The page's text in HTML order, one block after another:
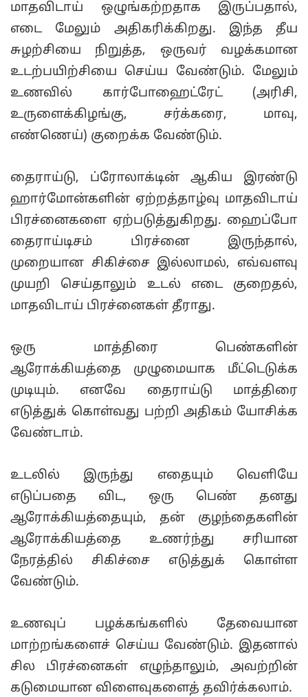
மாதவிடாய் ஒழுங்கற்றதாக இருப்பதால்,
எடை மேலும் அதிகரிக்கிறது. இந்த தீய
சுழற்சியை நிறுத்த, ஒருவர் வழக்கமான
உடற்பயிற்சியை செய்ய வேண்டும். மேலும்
உணவில் கார்போஹைட்ரேட் (அரிசி,
உருளைக்கிழங்கு, சர்க்கரை, மாவு,
எண்ணெய்) குறைக்க வேண்டும்.
தைராய்டு, ப்ரோலாக்டின் ஆகிய இரண்டு
ஹார்மோன்களின் ஏற்றத்தாழ்வு மாதவிடாய்
பிரச்னைகளை ஏற்படுத்துகிறது. ஹைப்போ
தைராய்டிசம் பிரச்னை இருந்தால்,
முறையான சிகிச்சை இல்லாமல், எவ்வளவு
முயறி செய்தாலும் உடல் எடை குறைதல்,
மாதவிடாய் பிரச்னைகள் தீராது.
ஒரு மாத்திரை பெண்களின்
ஆரோக்கியத்தை முழுமையாக மீட்டெடுக்க
முடியும். எனவே தைராய்டு மாத்திரை
எடுத்துக் கொள்வது பற்றி அதிகம் யோசிக்க
வேண்டாம்.
உடலில் இருந்து எதையும் வெளியே
எடுப்பதை விட, ஒரு பெண் தனது
ஆரோக்கியத்தையும், தன் குழந்தைகளின்
ஆரோக்கியத்தை உணர்ந்து சரியான
நேரத்தில் சிகிச்சை எடுத்துக் கொள்ள
வேண்டும்.
உணவுப் பழக்கங்களில் தேவையான
மாற்றங்களைச் செய்ய வேண்டும். இதனால்
சில பிரச்னைகள் எழுந்தாலும், அவற்றின்
கடுமையான விளைவுகளைத் தவிர்க்கலாம்.